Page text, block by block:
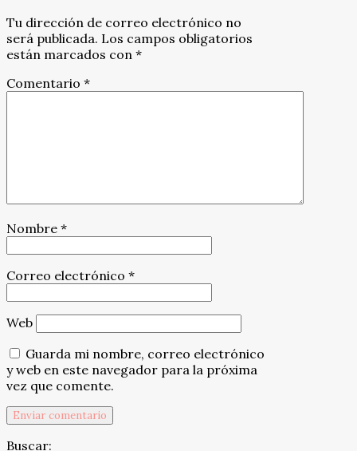
Tu dirección de correo electrónico no
será publicada. Los campos obligatorios
están marcados con *
Comentario *
Nombre *
Correo electrónico *
Web
Guarda mi nombre, correo electrónico
y web en este navegador para la próxima
vez que comente.
Buscar: